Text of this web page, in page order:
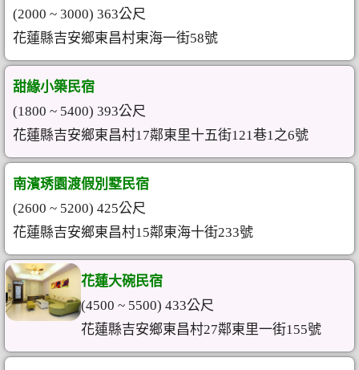
(2000 ~ 3000) 363公尺
花蓮縣吉安鄉東昌村東海一街58號
甜緣小築民宿
(1800 ~ 5400) 393公尺
花蓮縣吉安鄉東昌村17鄰東里十五街121巷1之6號
南濱琇園渡假別墅民宿
(2600 ~ 5200) 425公尺
花蓮縣吉安鄉東昌村15鄰東海十街233號
花蓮大碗民宿
(4500 ~ 5500) 433公尺
花蓮縣吉安鄉東昌村27鄰東里一街155號